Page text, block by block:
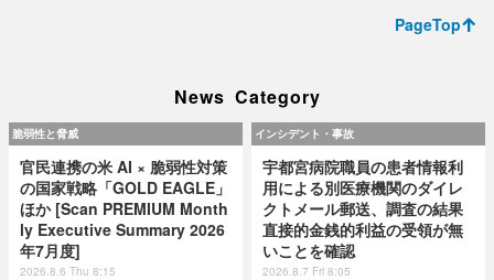
PageTop
News Category
脆弱性と脅威
官民連携の米 AI × 脆弱性対策
の国家戦略「GOLD EAGLE」
ほか [Scan PREMIUM Month
ly Executive Summary 2026
年7月度]
2026.8.6 Thu 8:15
インシデント・事故
宇都宮病院職員の患者情報利
用による別医療機関のダイレ
クトメール郵送、調査の結果
直接的金銭的利益の受領が無
いことを確認
2026.8.7 Fri 8:05